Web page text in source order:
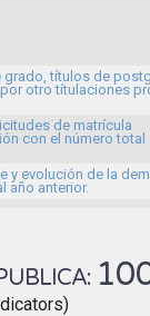
grado, títulos de
otro títulaciones
de matrícula
con el número total
y evolución de la
año anterior.